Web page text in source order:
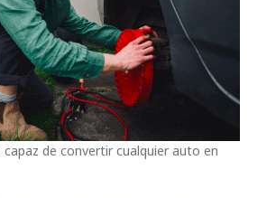
de convertir cualquier auto en